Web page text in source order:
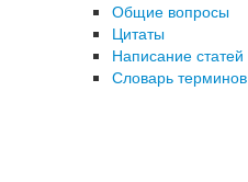
Общие вопросы
Цитаты
Написание статей
Словарь терминов